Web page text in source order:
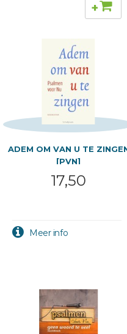
+
ADEM OM VAN U TE
[PVN]
17,50